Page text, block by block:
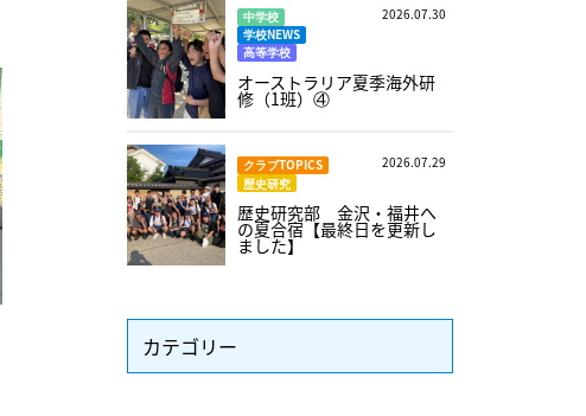
中学校
学校NEWS
高等学校
2026.07.30
オーストラリア夏季海外研
修（1班）④
クラブTOPICS
歴史研究
2026.07.29
歴史研究部 金沢・福井へ
の夏合宿【最終日を更新し
ました】
カテゴリー